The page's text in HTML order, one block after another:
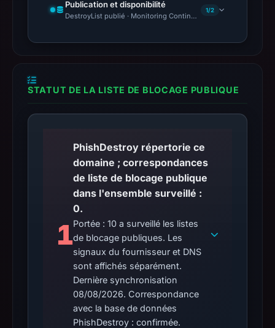
Publication et disponibilité
DestroyList publié · Monitoring Continues
1/2
STATUT DE LA LISTE DE BLOCAGE PUBLIQUE
1
PhishDestroy répertorie ce
domaine ; correspondances
de liste de blocage publique
dans l'ensemble surveillé :
0.
Portée : 10 a surveillé les listes
de blocage publiques. Les
signaux du fournisseur et DNS
sont affichés séparément.
Dernière synchronisation
08/08/2026. Correspondance
avec la base de données
PhishDestroy : confirmée.